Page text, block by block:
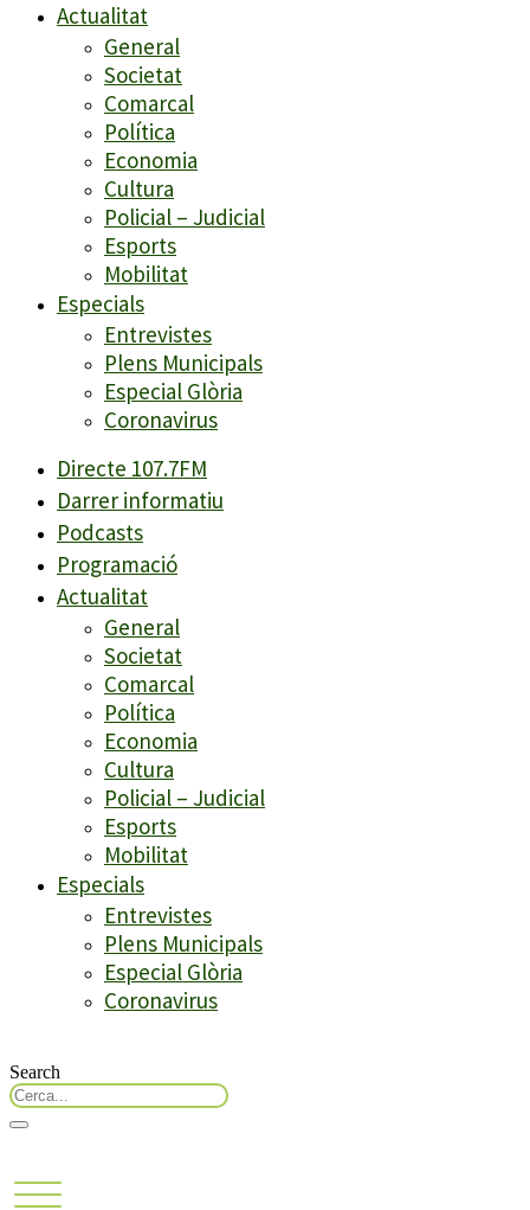
Actualitat
General
Societat
Comarcal
Política
Economia
Cultura
Policial – Judicial
Esports
Mobilitat
Especials
Entrevistes
Plens Municipals
Especial Glòria
Coronavirus
Directe 107.7FM
Darrer informatiu
Podcasts
Programació
Actualitat
General
Societat
Comarcal
Política
Economia
Cultura
Policial – Judicial
Esports
Mobilitat
Especials
Entrevistes
Plens Municipals
Especial Glòria
Coronavirus
Search